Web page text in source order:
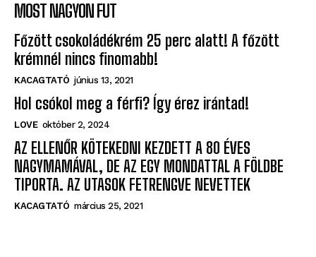
MOST NAGYON FUT
Főzött csokoládékrém 25 perc alatt! A főzött
krémnél nincs finomabb!
KACAGTATÓ június 13, 2021
Hol csókol meg a férfi? Így érez irántad!
LOVE október 2, 2024
AZ ELLENŐR KÖTEKEDNI KEZDETT A 80 ÉVES
NAGYMAMÁVAL, DE AZ EGY MONDATTAL A FÖLDBE
TIPORTA. AZ UTASOK FETRENGVE NEVETTEK
KACAGTATÓ március 25, 2021